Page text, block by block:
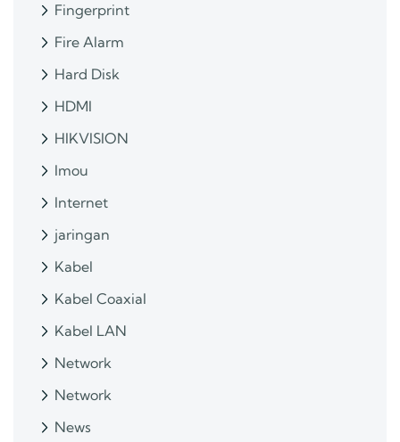
Fingerprint
Fire Alarm
Hard Disk
HDMI
HIKVISION
Imou
Internet
jaringan
Kabel
Kabel Coaxial
Kabel LAN
Network
Network
News